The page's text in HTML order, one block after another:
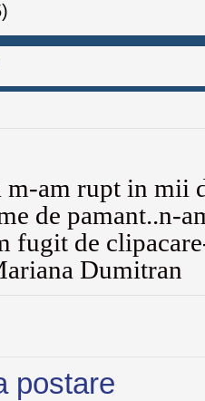
m-am rupt in mii
de pamant..n-
fugit de
Dumitran
postare